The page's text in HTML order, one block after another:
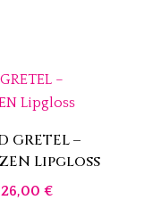
GRETEL –
Lipgloss
26,00€